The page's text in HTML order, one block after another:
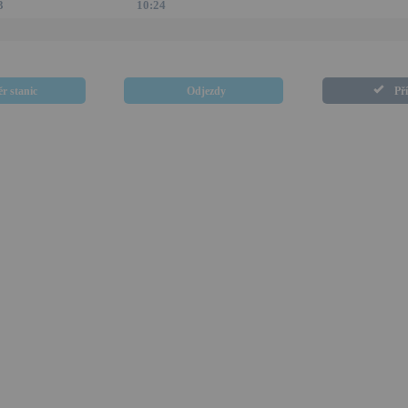
10:24
stanic Odjezdy